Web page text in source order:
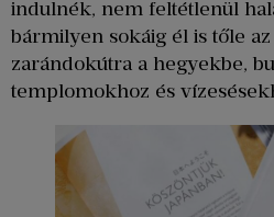
indulnék, nem feltétlenül
bármilyen sokáig él is tőle
zarándokútra a hegyekbe,
templomokhoz és